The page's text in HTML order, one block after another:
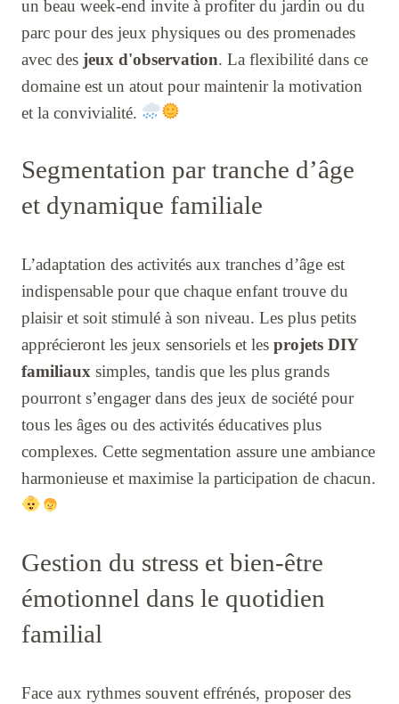
un beau week-end invite à profiter du jardin ou du
parc pour des jeux physiques ou des promenades
avec des jeux d'observation. La flexibilité dans ce
domaine est un atout pour maintenir la motivation
et la convivialité.
Segmentation par tranche d’âge
et dynamique familiale
L’adaptation des activités aux tranches d’âge est
indispensable pour que chaque enfant trouve du
plaisir et soit stimulé à son niveau. Les plus petits
apprécieront les jeux sensoriels et les projets DIY
familiaux simples, tandis que les plus grands
pourront s’engager dans des jeux de société pour
tous les âges ou des activités éducatives plus
complexes. Cette segmentation assure une ambiance
harmonieuse et maximise la participation de chacun.
Gestion du stress et bien-être
émotionnel dans le quotidien
familial
Face aux rythmes souvent effrénés, proposer des